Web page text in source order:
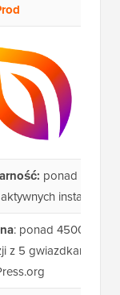
ponad 1
instalacji
: ponad 4500
z 5 gwiazdkami na